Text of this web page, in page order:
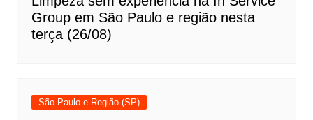
Group em São Paulo e região nesta
terça (26/08)
São Paulo e Região (SP)